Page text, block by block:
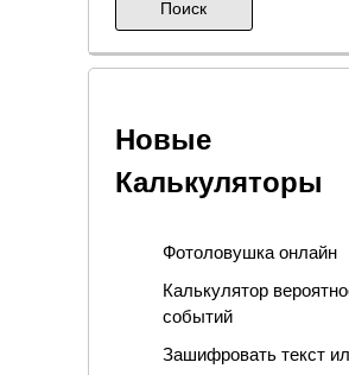
Новые
Калькуляторы
Фотоловушка онлайн
Калькулятор
событий
Зашифровать текст